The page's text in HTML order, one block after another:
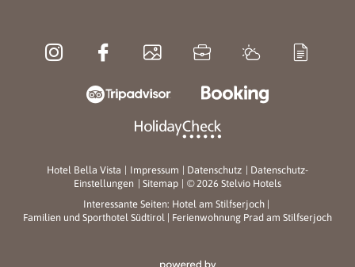
Hotel Bella Vista | Impressum | Datenschutz | Datenschutz-
Einstellungen | Sitemap | © 2026 Stelvio Hotels
Interessante Seiten: Hotel am Stilfserjoch |
Familien und Sporthotel Südtirol | Ferienwohnung Prad am Stilfserjoch